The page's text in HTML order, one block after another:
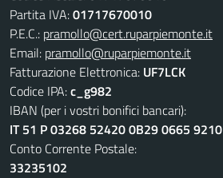
Partita IVA:01717670010
P.E.C.: pramollo@cert.ruparpiemonte.it
Email: pramollo@ruparpiemonte.it
Fatturazione Elettronica: UF7LCK
Codice IPA:c_g982
IBAN (per i vostri bonifici bancari):
IT 51 P 03268 52420 0B29 0665 9210
Conto Corrente Postale:
33235102